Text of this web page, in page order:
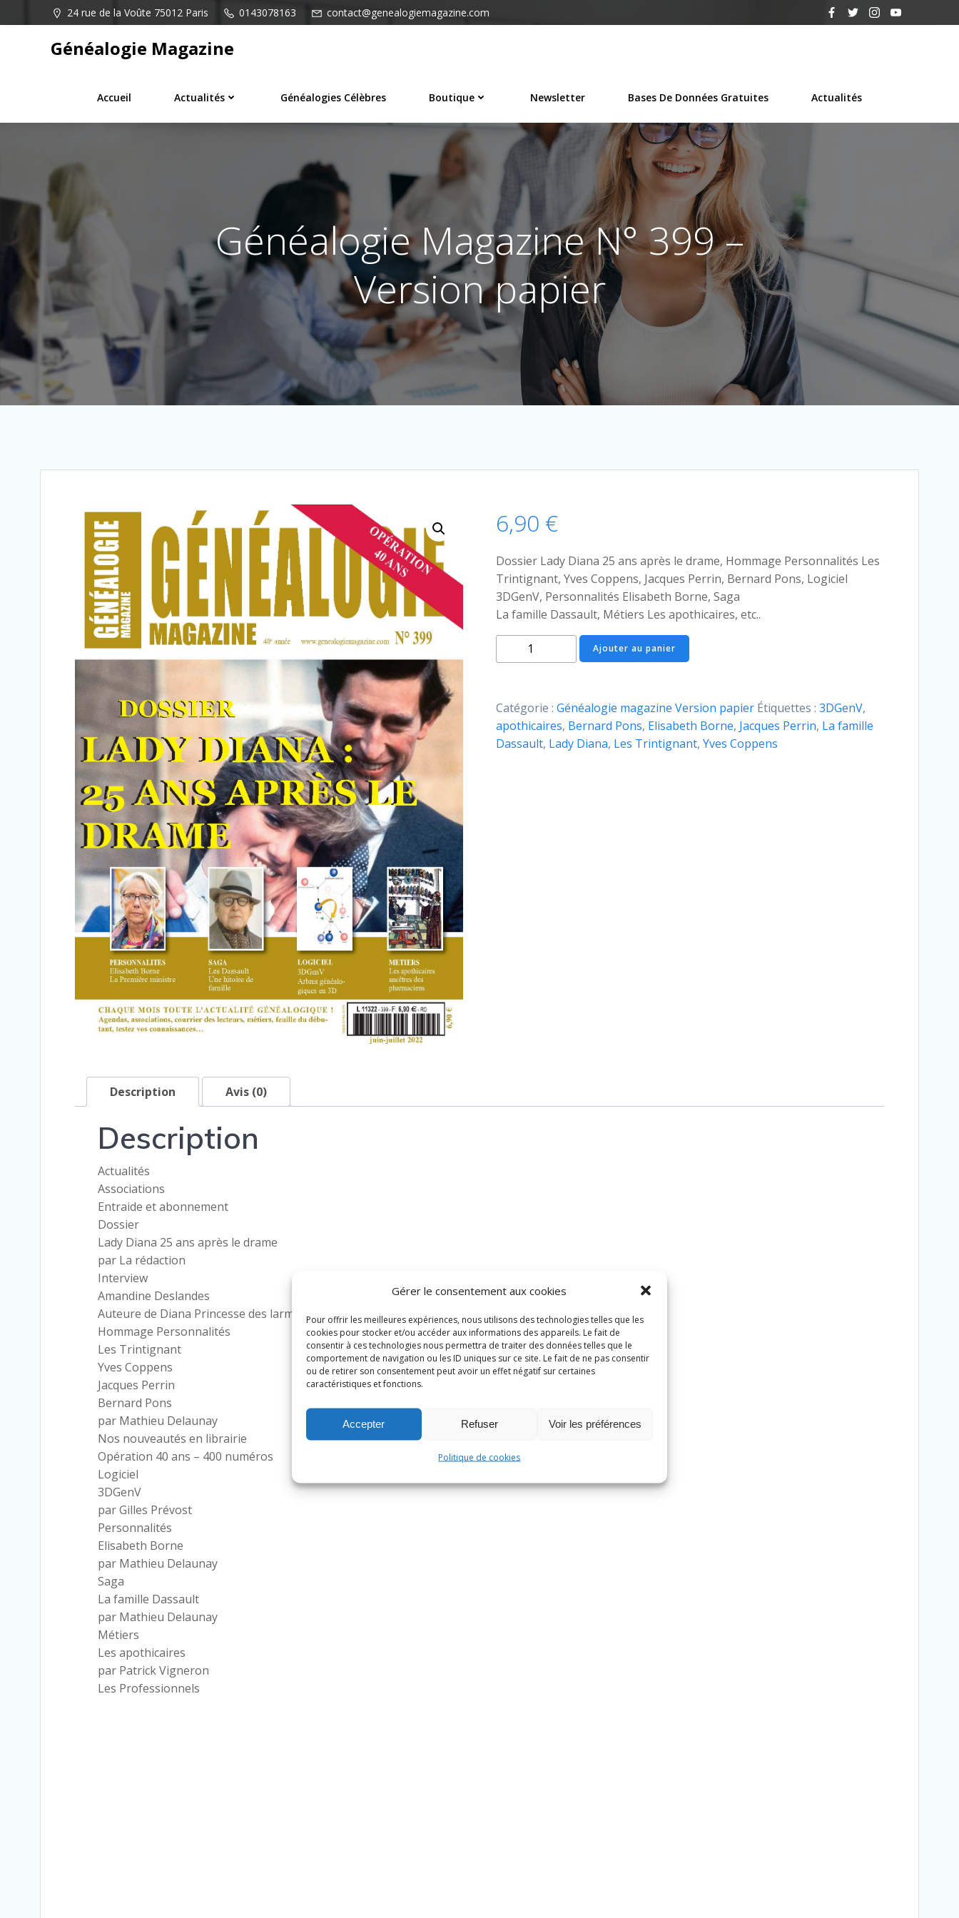
Gérer le consentement aux cookies
Pour offrir les meilleures expériences, nous utilisons des technologies telles que les
cookies pour stocker et/ou accéder aux informations des appareils. Le fait de
consentir à ces technologies nous permettra de traiter des données telles que le
comportement de navigation ou les ID uniques sur ce site. Le fait de ne pas consentir
ou de retirer son consentement peut avoir un effet négatif sur certaines
caractéristiques et fonctions.
Accepter Refuser Voir les préférences
Politique de cookies
au
24 rue de la Voûte 75012 Paris 0143078163 contact@genealogiemagazine.com
Généalogie Magazine
Accueil Actualités Généalogies Célèbres Boutique Newsletter Bases De Données Gratuites Actualités
Généalogie Magazine N° 399 –
Version papier
6,90 €
Dossier Lady Diana 25 ans après le drame, Hommage Personnalités Les
Trintignant, Yves Coppens, Jacques Perrin, Bernard Pons, Logiciel
3DGenV, Personnalités Elisabeth Borne, Saga
La famille Dassault, Métiers Les apothicaires, etc..
quantité
de
N°
399
–
Ajouter au panier
Catégorie : Généalogie magazine Version papier Étiquettes : 3DGenV,
apothicaires, Bernard Pons, Elisabeth Borne, Jacques Perrin, La famille
Dassault, Lady Diana, Les Trintignant, Yves Coppens
Description Avis (0)
Description
Actualités
Associations
Entraide et abonnement
Dossier
Lady Diana 25 ans après le drame
par La rédaction
Interview
Amandine Deslandes
Auteure de Diana Princesse des larmes
Hommage Personnalités
Les Trintignant
Yves Coppens
Jacques Perrin
Bernard Pons
par Mathieu Delaunay
Nos nouveautés en librairie
Opération 40 ans – 400 numéros
Logiciel
3DGenV
par Gilles Prévost
Personnalités
Elisabeth Borne
par Mathieu Delaunay
Saga
La famille Dassault
par Mathieu Delaunay
Métiers
Les apothicaires
par Patrick Vigneron
Les Professionnels